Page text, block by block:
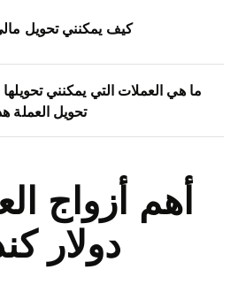
كيف يمكنني تحويل مالى؟
ما هي العملات التي يمكنني تحويلها
تحويل العملة
أهم أزواج
دولار